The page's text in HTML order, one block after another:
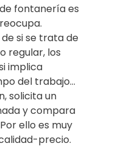
fontanería es
si se trata de
regular, los
implica
del trabajo…
solicita un
y compara
ello es muy
precio.